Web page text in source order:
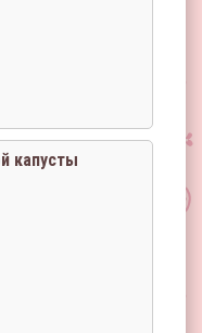
капусты